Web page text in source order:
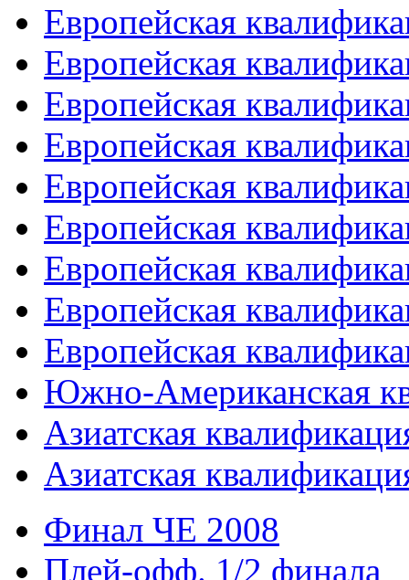
Европейская
Европейская
Европейская
Европейская
Европейская
Европейская
Европейская
Европейская
Европейская
Южно-Американская
Азиатская
Азиатская
Финал ЧЕ 2008
Плей-офф. 1/2 финала